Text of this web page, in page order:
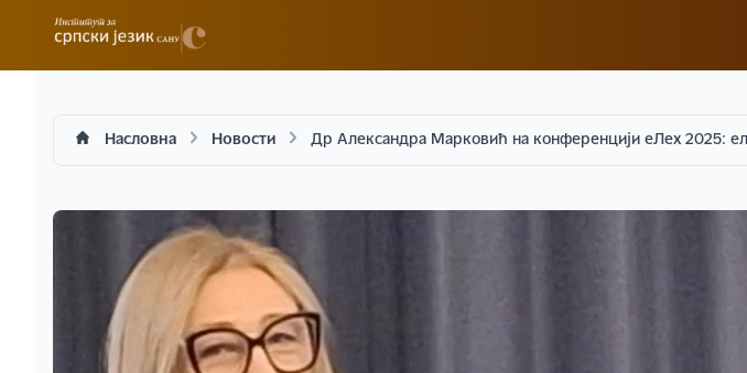
Насловна Новости Др Александра Марковић на конференцији еЛеx 2025: